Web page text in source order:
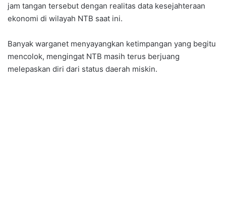
jam tangan tersebut dengan realitas data kesejahteraan
ekonomi di wilayah NTB saat ini.
Banyak warganet menyayangkan ketimpangan yang begitu
mencolok, mengingat NTB masih terus berjuang
melepaskan diri dari status daerah miskin.